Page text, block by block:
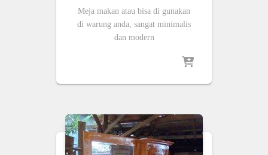
Meja makan atau bisa di gunakan
di warung anda, sangat minimalis
dan modern